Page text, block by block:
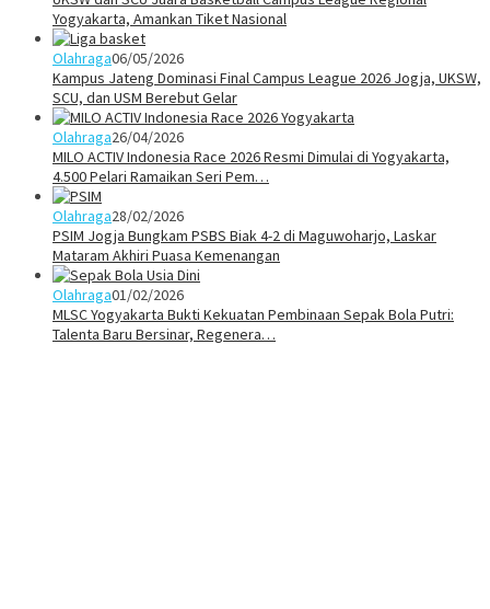
Yogyakarta, Amankan Tiket Nasional
Olahraga06/05/2026
Kampus Jateng Dominasi Final Campus League 2026 Jogja, UKSW,
SCU, dan USM Berebut Gelar
Olahraga26/04/2026
MILO ACTIV Indonesia Race 2026 Resmi Dimulai di Yogyakarta,
4.500 Pelari Ramaikan Seri Pem…
Olahraga28/02/2026
PSIM Jogja Bungkam PSBS Biak 4-2 di Maguwoharjo, Laskar
Mataram Akhiri Puasa Kemenangan
Olahraga01/02/2026
MLSC Yogyakarta Bukti Kekuatan Pembinaan Sepak Bola Putri:
Talenta Baru Bersinar, Regenera…